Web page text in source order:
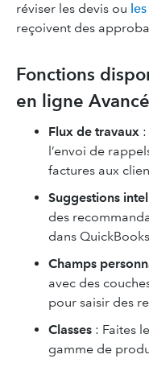
réviser les devis ou
reçoivent des
Fonctions
en ligne Avancé
Flux de travaux
l’envoi de
factures aux
Suggestions
des
dans
Champs
avec des
pour saisir des
Classes : Faites
gamme de